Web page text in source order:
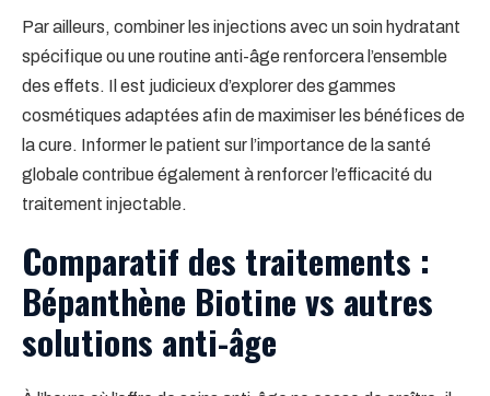
Par ailleurs, combiner les injections avec un soin hydratant
spécifique ou une routine anti-âge renforcera l’ensemble
des effets. Il est judicieux d’explorer des gammes
cosmétiques adaptées afin de maximiser les bénéfices de
la cure. Informer le patient sur l’importance de la santé
globale contribue également à renforcer l’efficacité du
traitement injectable.
Comparatif des traitements :
Bépanthène Biotine vs autres
solutions anti-âge